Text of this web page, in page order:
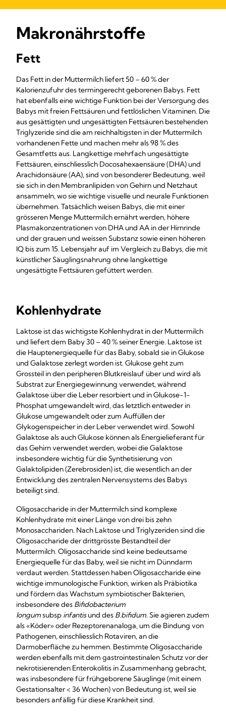
Makronährstoffe
Fett
Das Fett in der Muttermilch liefert 50 – 60 % der
Kalorienzufuhr des termingerecht geborenen Babys. Fett
hat ebenfalls eine wichtige Funktion bei der Versorgung des
Babys mit freien Fettsäuren und fettlöslichen Vitaminen. Die
aus gesättigten und ungesättigten Fettsäuren bestehenden
Triglyzeride sind die am reichhaltigsten in der Muttermilch
vorhandenen Fette und machen mehr als 98 % des
Gesamtfetts aus. Langkettige mehrfach ungesättigte
Fettsäuren, einschliesslich Docosahexaensäure (DHA) und
Arachidonsäure (AA), sind von besonderer Bedeutung, weil
sie sich in den Membranlipiden von Gehirn und Netzhaut
ansammeln, wo sie wichtige visuelle und neurale Funktionen
übernehmen. Tatsächlich weisen Babys, die mit einer
grösseren Menge Muttermilch ernährt werden, höhere
Plasmakonzentrationen von DHA und AA in der Hirnrinde
und der grauen und weissen Substanz sowie einen höheren
IQ bis zum 15. Lebensjahr auf im Vergleich zu Babys, die mit
künstlicher Säuglingsnahrung ohne langkettige
ungesättigte Fettsäuren gefüttert werden.
Kohlenhydrate
Laktose ist das wichtigste Kohlenhydrat in der Muttermilch
und liefert dem Baby 30 – 40 % seiner Energie. Laktose ist
die Hauptenergiequelle für das Baby, sobald sie in Glukose
und Galaktose zerlegt worden ist. Glukose geht zum
Grossteil in den peripheren Blutkreislauf über und wird als
Substrat zur Energiegewinnung verwendet, während
Galaktose über die Leber resorbiert und in Glukose-1-
Phosphat umgewandelt wird, das letztlich entweder in
Glukose umgewandelt oder zum Auffüllen der
Glykogenspeicher in der Leber verwendet wird. Sowohl
Galaktose als auch Glukose können als Energielieferant für
das Gehirn verwendet werden, wobei die Galaktose
insbesondere wichtig für die Synthetisierung von
Galaktolipiden (Zerebrosiden) ist, die wesentlich an der
Entwicklung des zentralen Nervensystems des Babys
beteiligt sind.
Oligosaccharide in der Muttermilch sind komplexe
Kohlenhydrate mit einer Länge von drei bis zehn
Monosacchariden. Nach Laktose und Triglyzeriden sind die
Oligosaccharide der drittgrösste Bestandteil der
Muttermilch. Oligosaccharide sind keine bedeutsame
Energiequelle für das Baby, weil sie nicht im Dünndarm
verdaut werden. Stattdessen haben Oligosaccharide eine
wichtige immunologische Funktion, wirken als Präbiotika
und fördern das Wachstum symbiotischer Bakterien,
insbesondere des Bifidobacterium
longumsubsp infantisund des B.bifidum. Sie agieren zudem
als «Köder» oder Rezeptorenanaloga, um die Bindung von
Pathogenen, einschliesslich Rotaviren, an die
Darmoberfläche zu hemmen. Bestimmte Oligosaccharide
werden ebenfalls mit dem gastrointestinalen Schutz vor der
nekrotisierenden Enterokolitis in Zusammenhang gebracht,
was insbesondere für frühgeborene Säuglinge (mit einem
Gestationsalter < 36 Wochen) von Bedeutung ist, weil sie
besonders anfällig für diese Krankheit sind.